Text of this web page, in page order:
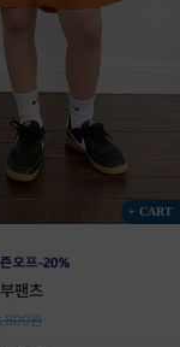
+ CART
팬츠
원